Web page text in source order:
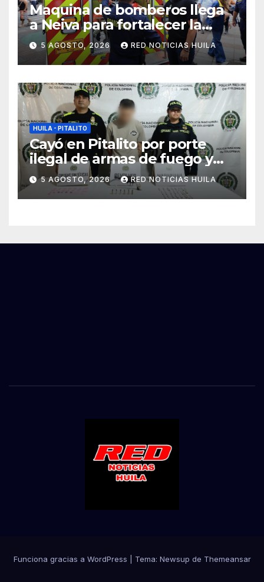
Maquina de bomberos llega
a Neiva para fortalecer la
asistencia en las
emergencias ocasionadas
por el fenómeno del niño
5 AGOSTO, 2026 RED NOTICIAS HUILA
HUILA - PITALITO
Cayó en Pitalito por porte
ilegal de armas de fuego y
tráfico de estupefacientes
5 AGOSTO, 2026 RED NOTICIAS HUILA
Funciona gracias a WordPress Tema: Newsup de Themeansar